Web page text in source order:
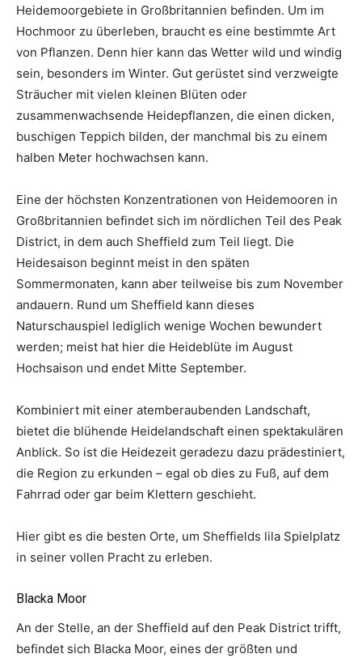
Heidemoorgebiete in Großbritannien befinden. Um im
Hochmoor zu überleben, braucht es eine bestimmte Art
von Pflanzen. Denn hier kann das Wetter wild und windig
sein, besonders im Winter. Gut gerüstet sind verzweigte
Sträucher mit vielen kleinen Blüten oder
zusammenwachsende Heidepflanzen, die einen dicken,
buschigen Teppich bilden, der manchmal bis zu einem
halben Meter hochwachsen kann.
Eine der höchsten Konzentrationen von Heidemooren in
Großbritannien befindet sich im nördlichen Teil des Peak
District, in dem auch Sheffield zum Teil liegt. Die
Heidesaison beginnt meist in den späten
Sommermonaten, kann aber teilweise bis zum November
andauern. Rund um Sheffield kann dieses
Naturschauspiel lediglich wenige Wochen bewundert
werden; meist hat hier die Heideblüte im August
Hochsaison und endet Mitte September.
Kombiniert mit einer atemberaubenden Landschaft,
bietet die blühende Heidelandschaft einen spektakulären
Anblick. So ist die Heidezeit geradezu dazu prädestiniert,
die Region zu erkunden – egal ob dies zu Fuß, auf dem
Fahrrad oder gar beim Klettern geschieht.
Hier gibt es die besten Orte, um Sheffields lila Spielplatz
in seiner vollen Pracht zu erleben.
Blacka Moor
An der Stelle, an der Sheffield auf den Peak District trifft,
befindet sich Blacka Moor, eines der größten und